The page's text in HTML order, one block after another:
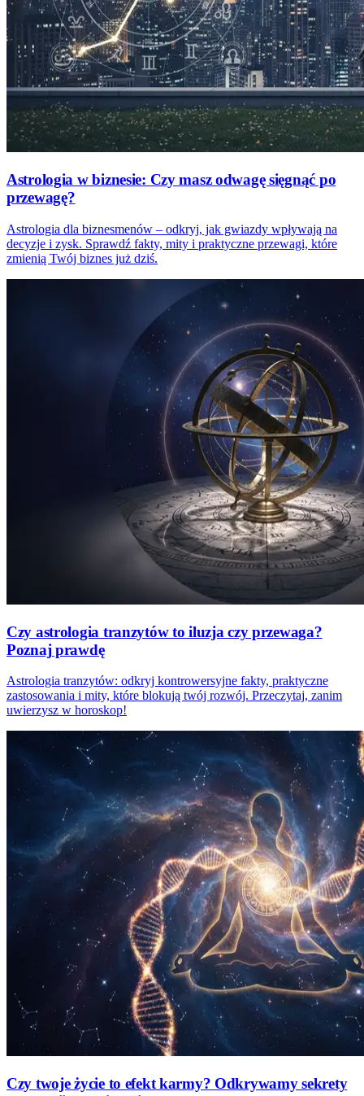
Astrologia w biznesie: Czy masz odwagę sięgnąć po
przewagę?
Astrologia dla biznesmenów – odkryj, jak gwiazdy wpływają na
decyzje i zysk. Sprawdź fakty, mity i praktyczne przewagi, które
zmienią Twój biznes już dziś.
Czy astrologia tranzytów to iluzja czy przewaga?
Poznaj prawdę
Astrologia tranzytów: odkryj kontrowersyjne fakty, praktyczne
zastosowania i mity, które blokują twój rozwój. Przeczytaj, zanim
uwierzysz w horoskop!
Czy twoje życie to efekt karmy? Odkrywamy sekrety